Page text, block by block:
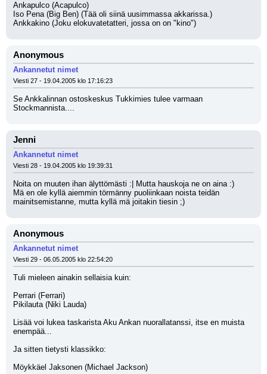
Ankapulco (Acapulco)
Iso Pena (Big Ben) (Tää oli siinä uusimmassa akkarissa.)
Ankkakino (Joku elokuvatetatteri, jossa on on "kino")
Anonymous
Ankannetut nimet
Viesti 27 - 19.04.2005 klo 17:16:23
Se Ankkalinnan ostoskeskus Tukkimies tulee varmaan
Stockmannista....
Jenni
Ankannetut nimet
Viesti 28 - 19.04.2005 klo 19:39:31
Noita on muuten ihan älyttömästi :| Mutta hauskoja ne on aina :)
Mä en ole kyllä aiemmin törmänny puoliinkaan noista teidän
mainitsemistanne, mutta kyllä mä joitakin tiesin ;)
Anonymous
Ankannetut nimet
Viesti 29 - 06.05.2005 klo 22:54:20
Tuli mieleen ainakin sellaisia kuin:
Perrari (Ferrari)
Pikilauta (Niki Lauda)
Lisää voi lukea taskarista Aku Ankan nuorallatanssi, itse en muista
enempää...
Ja sitten tietysti klassikko:
Möykkäel Jaksonen (Michael Jackson)